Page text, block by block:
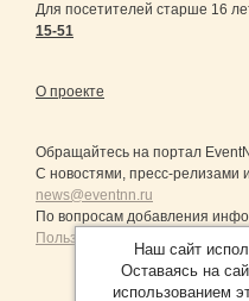
Для посетителей старше 16
15-51
О проекте
Обращайтесь на портал
С новостями, пресс-релизами
news@eventnn.ru
По вопросам добавления
Пользовательское
Наш сайт
Оставаясь на
использованием